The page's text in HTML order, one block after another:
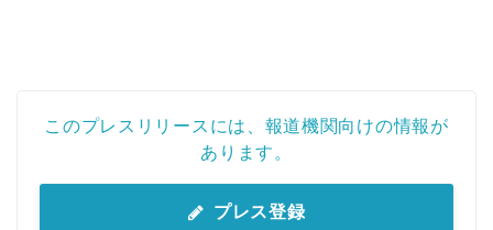
このプレスリリースには、報道機関向けの情報が
あります。
プレス登録